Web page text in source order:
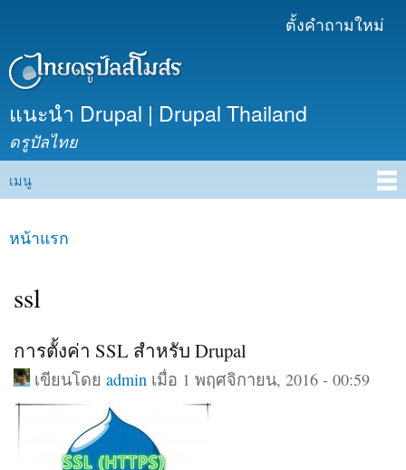
เนื้อหา
ตั้งคำถามใหม่
แนะนำ Drupal | Drupal Thailand
ดรูปัลไทย
Main menu
เมนู
คุณอยู่ที่นี่
หน้าแรก
ssl
การตั้งค่า SSL สำหรับ Drupal
เขียนโดยadmin เมื่อ 1 พฤศจิกายน, 2016 - 00:59